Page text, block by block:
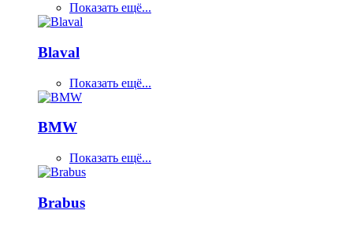
Показать ещё...
Blaval
Показать ещё...
BMW
Показать ещё...
Brabus